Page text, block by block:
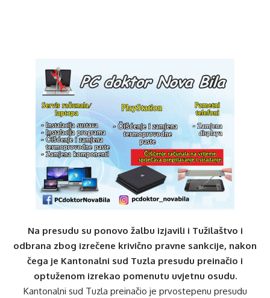
Na presudu su ponovo žalbu izjavili i Tužilaštvo i
odbrana zbog izrečene krivično pravne sankcije, nakon
čega je Kantonalni sud Tuzla presudu preinačio i
optuženom izrekao pomenutu uvjetnu osudu.
Kantonalni sud Tuzla preinačio je prvostepenu presudu